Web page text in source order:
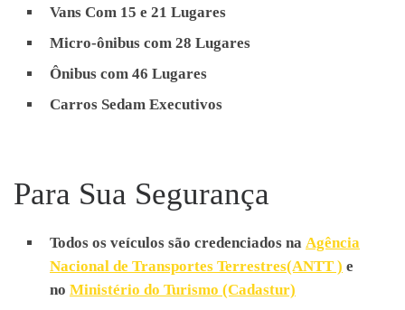
Transferência de Aeroporto
Transporte de Funcionários,
Receptivos, Passeios
Escolares, Eventos,
Excursões, Shows,
Vans Com 15 e 21 Lugares
Micro-ônibus com 28 Lugares
Ônibus com 46 Lugares
Carros Sedam Executivos
Para Sua Segurança
Todos os veículos são credenciados na Agência
Nacional de Transportes Terrestres(ANTT ) e
no Ministério do Turismo (Cadastur)